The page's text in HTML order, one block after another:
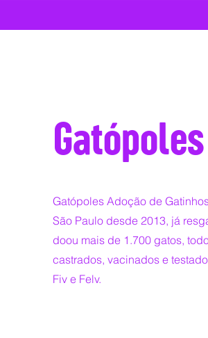
Gatópoles
Gatópoles Adoção de
São Paulo desde 2013, já
doou mais de 1.700 gatos,
castrados, vacinados e
Fiv e Felv.